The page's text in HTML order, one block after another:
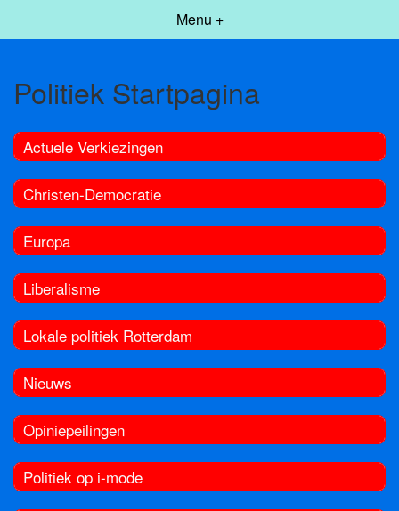
Menu +
Politiek Startpagina
Actuele Verkiezingen
Christen-Democratie
Europa
Liberalisme
Lokale politiek Rotterdam
Nieuws
Opiniepeilingen
Politiek op i-mode